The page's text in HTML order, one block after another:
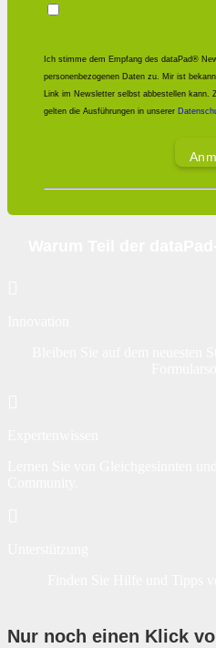
Ich stimme dem Empfang des dataPad®
personenbezogenen Daten zu. Mir ist
Link im Newsletter selbst abbestellen kann.
gelten die Ausführungen in unserer
Nur noch einen Klick